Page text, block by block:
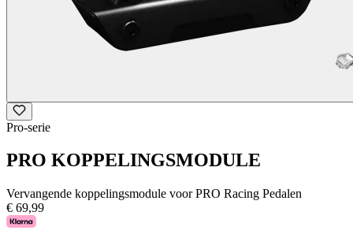
Pro-serie
PRO KOPPELINGSMODULE
Vervangende koppelingsmodule voor PRO Racing Pedalen
€ 69,99